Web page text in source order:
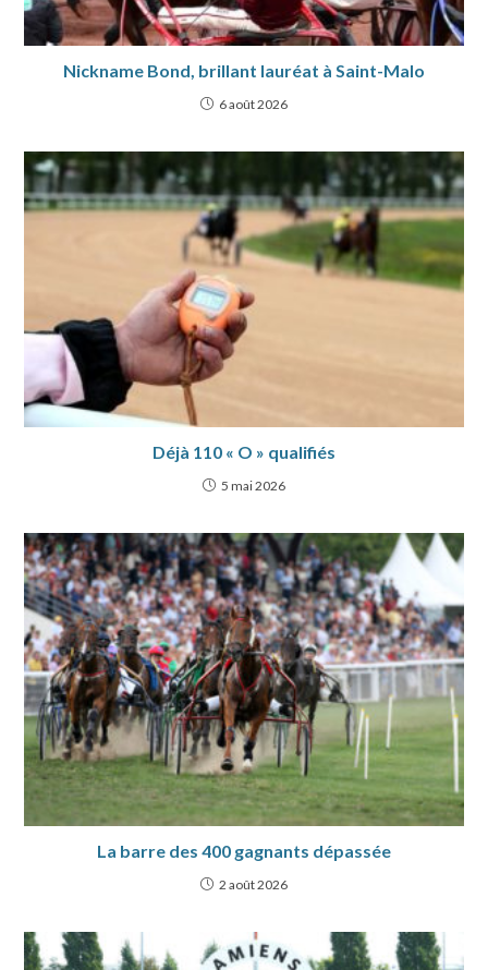
Nickname Bond, brillant lauréat à Saint-Malo
6 août 2026
Déjà 110 « O » qualifiés
5 mai 2026
La barre des 400 gagnants dépassée
2 août 2026